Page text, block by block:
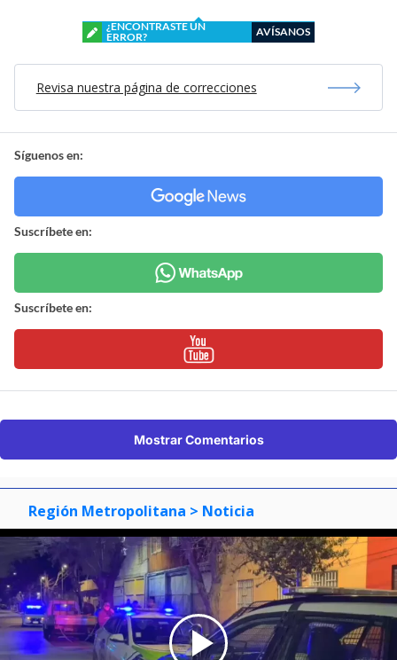
¿ENCONTRASTE UN
ERROR?
AVÍSANOS
Revisa nuestra página de correcciones
Síguenos en:
Suscríbete en:
Suscríbete en:
Mostrar Comentarios
Región Metropolitana > Noticia